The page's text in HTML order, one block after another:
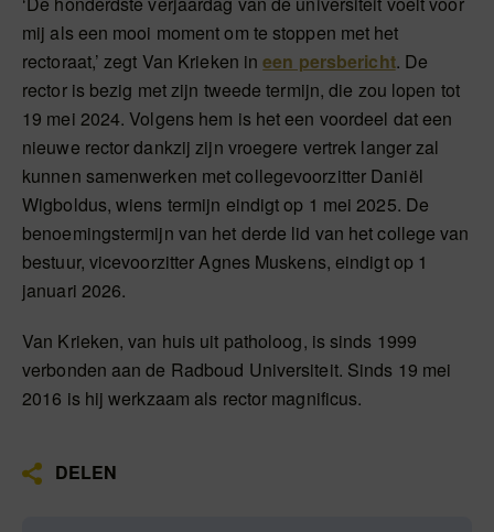
mij als een mooi moment om te stoppen met het
rectoraat,’ zegt Van Krieken ineen persbericht. De
rector is bezig met zijn tweede termijn, die zou lopen tot
19 mei 2024. Volgens hem is het een voordeel dat een
nieuwe rector dankzij zijn vroegere vertrek langer zal
kunnen samenwerken met collegevoorzitter Daniël
Wigboldus, wiens termijn eindigt op 1 mei 2025. De
benoemingstermijn van het derde lid van het college van
bestuur, vicevoorzitter Agnes Muskens, eindigt op 1
januari 2026.
Van Krieken, van huis uit patholoog, is sinds 1999
verbonden aan de Radboud Universiteit. Sinds 19 mei
2016 is hij werkzaam als rector magnificus.
DELEN